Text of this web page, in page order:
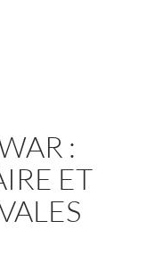
:
ET